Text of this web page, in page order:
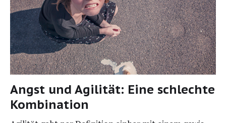
Angst und Agilität: Eine schlechte
Kombination